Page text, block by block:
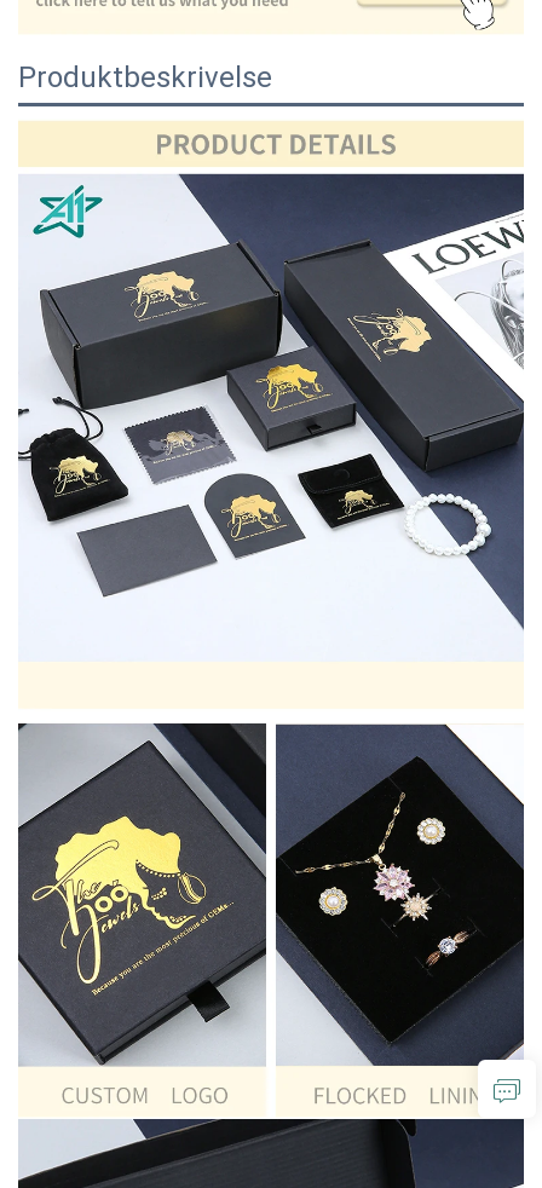
Produktbeskrivelse